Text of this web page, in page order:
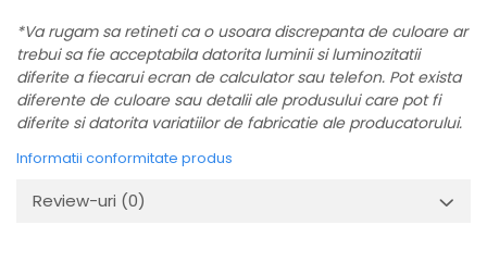
*Va rugam sa retineti ca o usoara discrepanta de culoare ar
trebui sa fie acceptabila datorita luminii si luminozitatii
diferite a fiecarui ecran de calculator sau telefon. Pot exista
diferente de culoare sau detalii ale produsului care pot fi
diferite si datorita variatiilor de fabricatie ale producatorului.
Informatii conformitate produs
Review-uri (0)